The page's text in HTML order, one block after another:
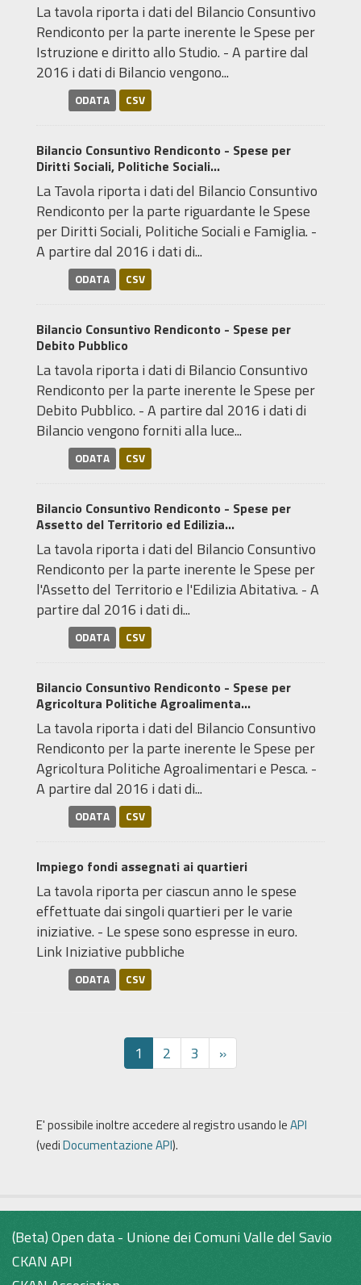
La tavola riporta i dati del Bilancio Consuntivo
Rendiconto per la parte inerente le Spese per
Istruzione e diritto allo Studio. - A partire dal
2016 i dati di Bilancio vengono...
ODATA CSV
Bilancio Consuntivo Rendiconto - Spese per
Diritti Sociali, Politiche Sociali...
La Tavola riporta i dati del Bilancio Consuntivo
Rendiconto per la parte riguardante le Spese
per Diritti Sociali, Politiche Sociali e Famiglia. -
A partire dal 2016 i dati di...
ODATA CSV
Bilancio Consuntivo Rendiconto - Spese per
Debito Pubblico
La tavola riporta i dati di Bilancio Consuntivo
Rendiconto per la parte inerente le Spese per
Debito Pubblico. - A partire dal 2016 i dati di
Bilancio vengono forniti alla luce...
ODATA CSV
Bilancio Consuntivo Rendiconto - Spese per
Assetto del Territorio ed Edilizia...
La tavola riporta i dati del Bilancio Consuntivo
Rendiconto per la parte inerente le Spese per
l'Assetto del Territorio e l'Edilizia Abitativa. - A
partire dal 2016 i dati di...
ODATA CSV
Bilancio Consuntivo Rendiconto - Spese per
Agricoltura Politiche Agroalimenta...
La tavola riporta i dati del Bilancio Consuntivo
Rendiconto per la parte inerente le Spese per
Agricoltura Politiche Agroalimentari e Pesca. -
A partire dal 2016 i dati di...
ODATA CSV
Impiego fondi assegnati ai quartieri
La tavola riporta per ciascun anno le spese
effettuate dai singoli quartieri per le varie
iniziative. - Le spese sono espresse in euro.
Link Iniziative pubbliche
ODATA CSV
1 2 3 »
E' possibile inoltre accedere al registro usando leAPI
(vediDocumentazione API).
(Beta) Open data - Unione dei Comuni Valle del Savio
CKAN API